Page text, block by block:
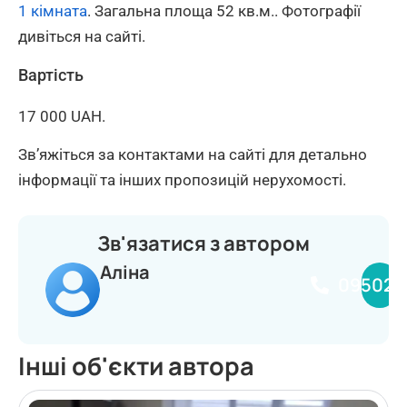
1 кімната. Загальна площа 52 кв.м.. Фотографії
дивіться на сайті.
Вартість
17 000 UAH.
Зв’яжіться за контактами на сайті для детально
інформації та інших пропозицій нерухомості.
Зв'язатися з автором
Аліна
Інші об'єкти автора